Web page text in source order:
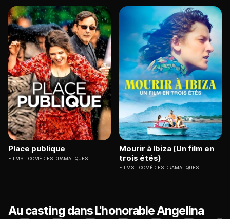
Place publique
FILMS COMÉDIES DRAMATIQUES
Mourir à Ibiza (Un film en
trois étés)
FILMS COMÉDIES DRAMATIQUES
Au casting dans L'honorable Angelina